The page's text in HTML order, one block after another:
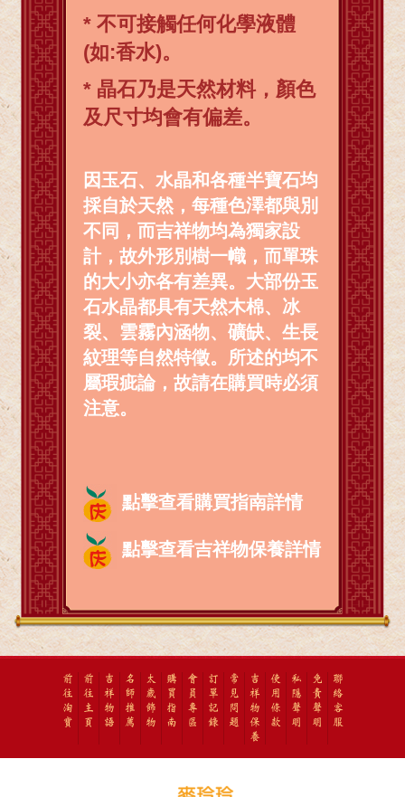
* 不可接觸任何化學液體
(如:香水)。
* 晶石乃是天然材料，顏色
及尺寸均會有偏差。
因玉石、水晶和各種半寶石均
採自於天然，每種色澤都與別
不同，而吉祥物均為獨家設
計，故外形別樹一幟，而單珠
的大小亦各有差異。大部份玉
石水晶都具有天然木棉、冰
裂、雲霧內涵物、礦缺、生長
紋理等自然特徵。所述的均不
屬瑕疵論，故請在購買時必須
注意。
點擊查看購買指南詳情
點擊查看吉祥物保養詳情
前
往
淘
寶
前
往
主
頁
吉
祥
物
語
名
師
推
薦
太
歲
飾
物
購
買
指
南
會
員
專
區
訂
單
記
錄
常
見
問
題
吉
祥
物
保
養
使
用
條
款
私
隱
聲
明
免
責
聲
明
聯
絡
客
服